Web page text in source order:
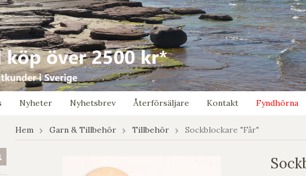
Nyheter Nyhetsbrev Återförsäljare Kontakt Fyndhörna
Hem Garn & Tillbehör Tillbehör Sockblockare "Får"